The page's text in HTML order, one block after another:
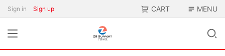
Sign in Sign up CART MENU